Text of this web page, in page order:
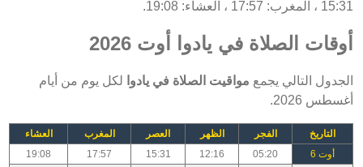
15:31 ، المغرب: 17:57 ، العشاء: 19:08.
أوقات الصلاة في يادوا أوت 2026
الجدول التالي يجمع مواقيت الصلاة في يادوا لكل يوم من أيام
أغسطس 2026.
التاريخ الفجر الظهر العصر المغرب
العشاء
أوت 6
05:20
12:16
15:31
17:57
19:08